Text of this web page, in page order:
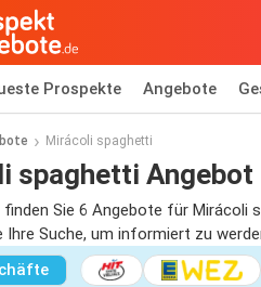
Prospekte Angebote
Mirácoli spaghetti
spaghetti Angebot
finden Sie 6 Angebote für Mirácoli
Ihre Suche, um informiert zu